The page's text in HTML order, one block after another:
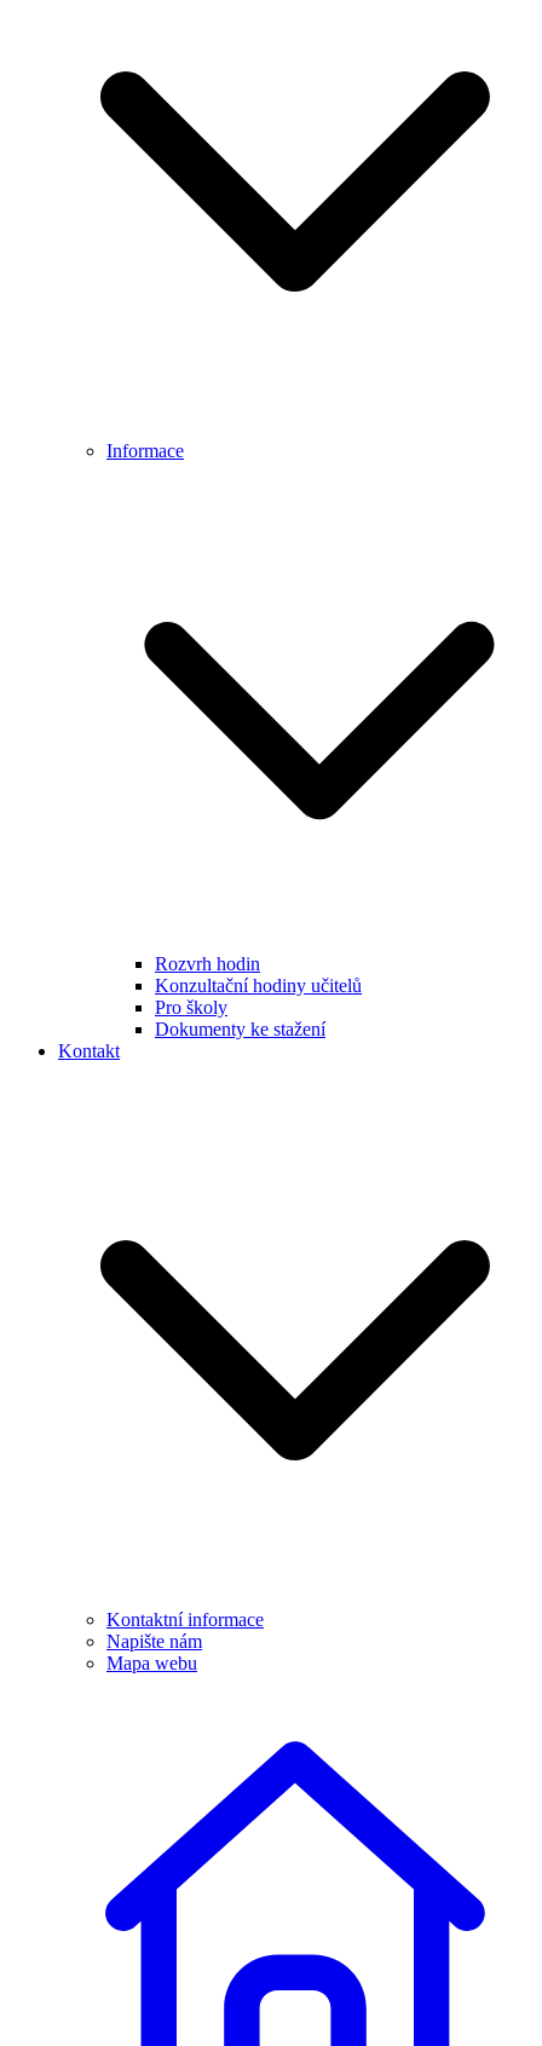
Informace
Rozvrh hodin
Konzultační hodiny učitelů
Pro školy
Dokumenty ke stažení
Kontakt
Kontaktní informace
Napište nám
Mapa webu